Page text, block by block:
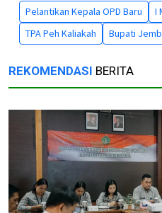
Pelantikan Kepala OPD Baru
I
TPA Peh Kaliakah
Bupati
REKOMENDASI BERITA